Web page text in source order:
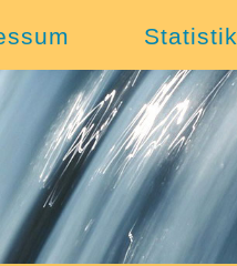
Statistik